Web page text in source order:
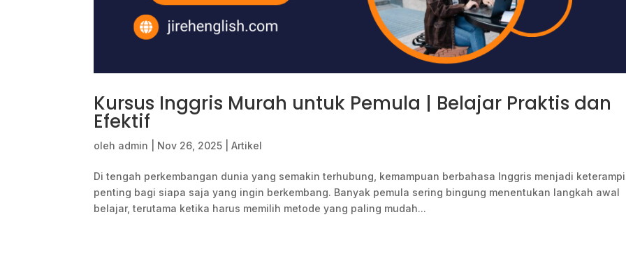
Kursus Inggris Murah untuk Pemula | Belajar Praktis dan
Efektif
oleh admin Nov 26, 2025 |Artikel
Di tengah perkembangan dunia yang semakin terhubung, kemampuan berbahasa Inggris menjadi
penting bagi siapa saja yang ingin berkembang. Banyak pemula sering bingung menentukan langkah awal
belajar, terutama ketika harus memilih metode yang paling mudah...